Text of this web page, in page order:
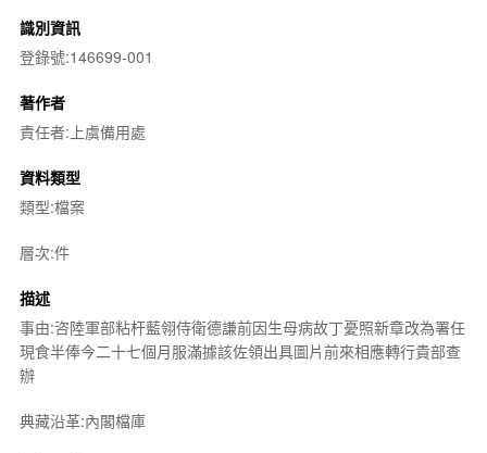
識別資訊
登錄號:146699-001
著作者
責任者:上虞備用處
資料類型
類型:檔案
層次:件
描述
事由:咨陸軍部粘杆藍翎侍衛德謙前因生母病故丁憂照新章改為署任
現食半俸今二十七個月服滿據該佐領出具圖片前來相應轉行貴部查
辦
典藏沿革:內閣檔庫